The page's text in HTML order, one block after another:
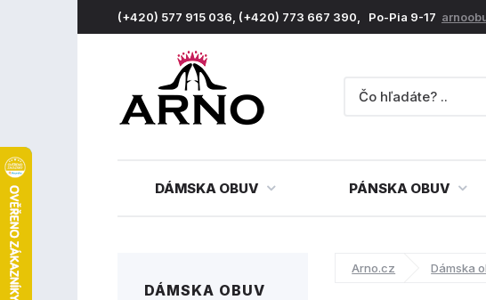
(+420) 577 915 036, (+420) 773 667 390, Po-Pia 9-17
DÁMSKA OBUV PÁNSKA OBUV
DÁMSKA OBUV
Arno.cz Dámska